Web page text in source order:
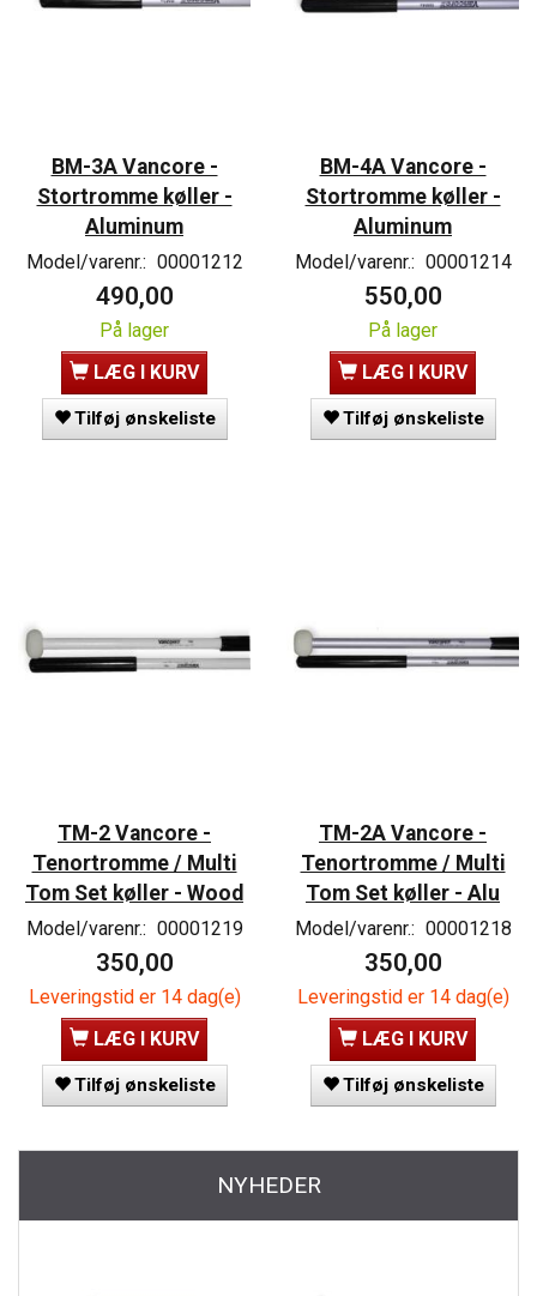
BM-3A Vancore -
Stortromme køller -
Aluminum
Model/varenr.: 00001212
490,00
På lager
LÆG I KURV
Tilføj ønskeliste
BM-4A Vancore -
Stortromme køller -
Aluminum
Model/varenr.: 00001214
550,00
På lager
LÆG I KURV
Tilføj ønskeliste
TM-2 Vancore -
Tenortromme / Multi
Tom Set køller - Wood
Model/varenr.: 00001219
350,00
Leveringstid er 14 dag(e)
LÆG I KURV
Tilføj ønskeliste
TM-2A Vancore -
Tenortromme / Multi
Tom Set køller - Alu
Model/varenr.: 00001218
350,00
Leveringstid er 14 dag(e)
LÆG I KURV
Tilføj ønskeliste
NYHEDER